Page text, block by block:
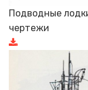
Подводные
чертежи